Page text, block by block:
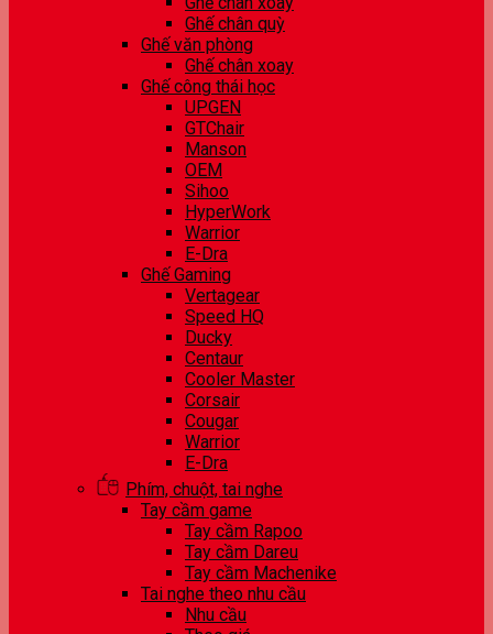
Ghế chân quỳ
Ghế văn phòng
Ghế chân xoay
Ghế công thái học
UPGEN
GTChair
Manson
OEM
Sihoo
HyperWork
Warrior
E-Dra
Ghế Gaming
Vertagear
Speed HQ
Ducky
Centaur
Cooler Master
Corsair
Cougar
Warrior
E-Dra
Phím, chuột, tai nghe
Tay cầm game
Tay cầm Rapoo
Tay cầm Dareu
Tay cầm Machenike
Tai nghe theo nhu cầu
Nhu cầu